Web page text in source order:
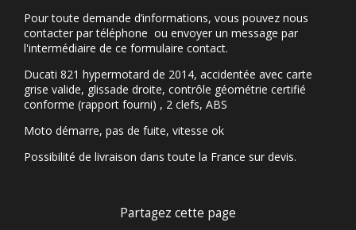
Pour toute demande d’informations, vous pouvez nous
contacter par téléphone ou envoyer un message par
l'intermédiaire de ce formulaire contact.
Ducati 821 hypermotard de 2014, accidentée avec carte
grise valide, glissade droite, contrôle géométrie certifié
conforme (rapport fourni) , 2 clefs, ABS
Moto démarre, pas de fuite, vitesse ok
Possibilité de livraison dans toute la France sur devis.
Partagez cette page